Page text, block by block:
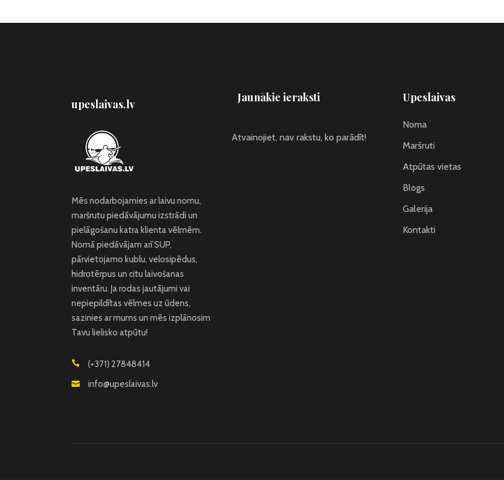
upeslaivas.lv
Mēs nodarbojamies ar laivu nomu,
maršrutu piedāvājumu izstrādi un
pielāgošanu katra klienta vēlmēm.
Nomā piedāvājam arī SUP,
pārvietojamo kublu, velosipēdus,
hidrotērpus un citu laivošanas
inventāru. Ja rodas jautājumi vai
nepiepildītas vēlmes uz ūdens,
sazinies ar mums un mēs izplānosim
Tavu lielisko atpūtu!
(+371) 27848414
info@upeslaivas.lv
Jaunākie ieraksti
Atvainojiet, nav rakstu, ko parādīt!
Upeslaivas
Noma
Maršruti
Atpūtas vietas
Blogs
Galerija
Kontakti